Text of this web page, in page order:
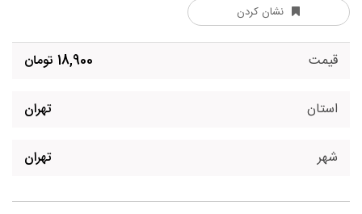
نشان کردن
قیمت 18,900 تومان
استان تهران
شهر تهران